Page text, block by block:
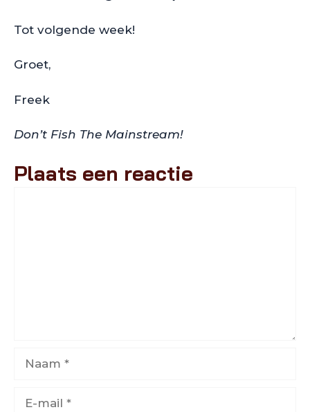
Tot volgende week!
Groet,
Freek
Don’t Fish The Mainstream!
Plaats een reactie